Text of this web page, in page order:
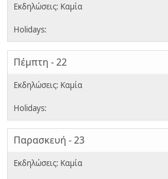
Πέμπτη - 22
Παρασκευή - 23